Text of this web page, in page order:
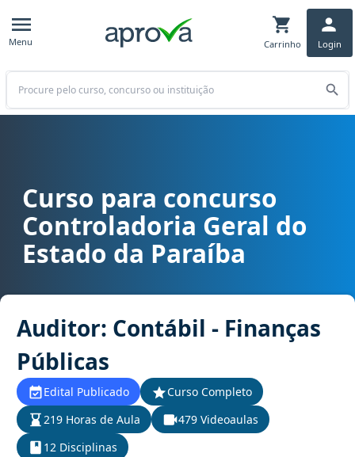
Menu Carrinho Login
Buscar
Curso para concurso CGE PB - Controladoria Geral do Estado da
Curso para concurso
Controladoria Geral do
Estado da Paraíba
Auditor: Contábil - Finanças
Públicas
Edital Publicado
Curso Completo
219 Horas de Aula
479 Videoaulas
12 Disciplinas